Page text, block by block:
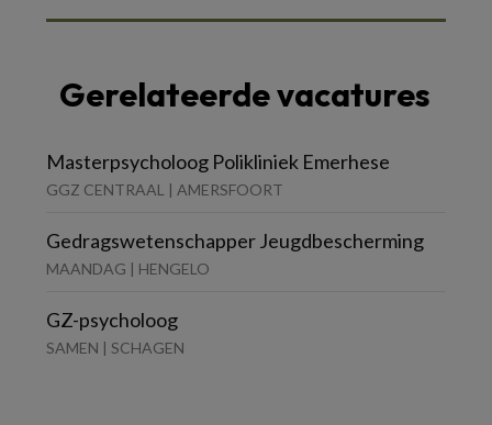
Gerelateerde vacatures
Masterpsycholoog Polikliniek Emerhese
GGZ CENTRAAL | AMERSFOORT
Gedragswetenschapper Jeugdbescherming
MAANDAG | HENGELO
GZ-psycholoog
SAMEN | SCHAGEN